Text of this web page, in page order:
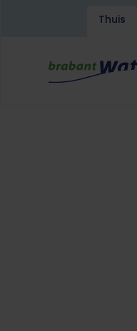
Thuis